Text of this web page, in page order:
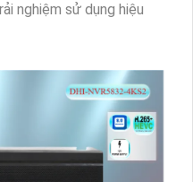
nghiệm sử dụng hiệu